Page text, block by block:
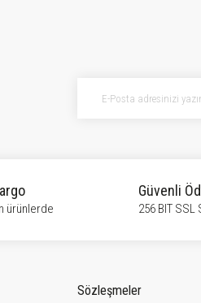
ürünlerde
Güvenli
256 BIT
Sözleşmeler